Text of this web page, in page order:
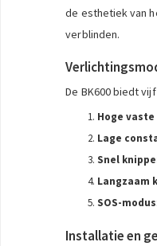
de esthetiek van
verblinden.
De BK600 biedt
Hoge vaste
Lage
Snel
Langzaam
SOS-modus
Installatie en